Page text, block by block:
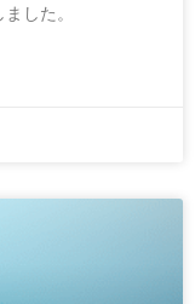
した。